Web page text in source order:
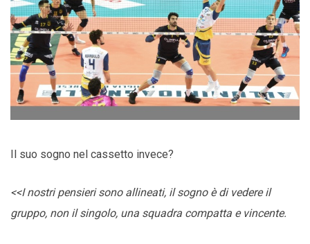
Il suo sogno nel cassetto invece?
<<I nostri pensieri sono allineati, il sogno è di vedere il
gruppo, non il singolo, una squadra compatta e vincente.